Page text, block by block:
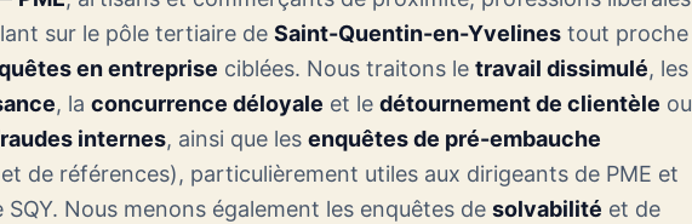
sur le pôle tertiaire deSaint-Quentin-en-Yvelines tout proche
en entreprise ciblées. Nous traitons letravail dissimulé, les
, laconcurrence déloyale et ledétournement de clientèle ou
internes, ainsi que lesenquêtes de pré-embauche
de références), particulièrement utiles aux dirigeants de PME et
Nous menons également les enquêtes desolvabilité et de